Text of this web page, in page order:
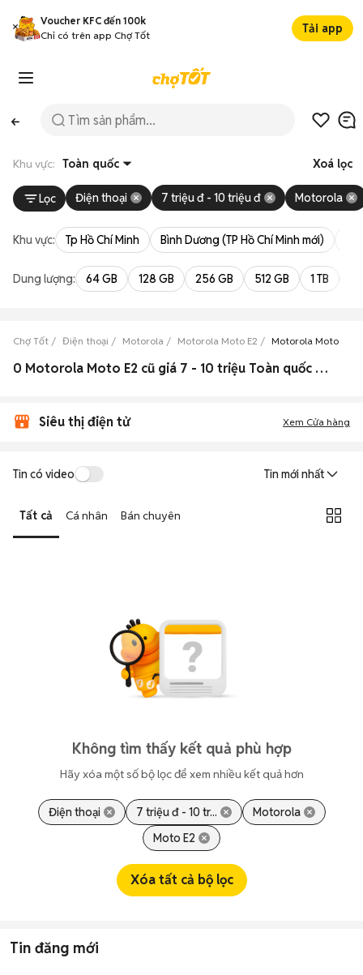
Voucher KFC đến 100k
Chỉ có trên app Chợ Tốt
Tải app
Khu vực: Toàn quốc Xoá lọc
Lọc Điện thoại 7 triệu đ - 10 triệu đ Motorola
Khu vực: Tp Hồ Chí Minh Bình Dương (TP Hồ Chí Minh mới)
Dung lượng: 64 GB 128 GB 256 GB 512 GB 1 TB
Chợ Tốt Điện thoại Motorola Motorola Moto E2 Motorola Moto E2
0 Motorola Moto E2 cũ giá 7 - 10 triệu Toàn quốc đẹp
Siêu thị điện tử Xem Cửa hàng
Tin có video Tin mới nhất
Tất cả Cá nhân Bán chuyên
Không tìm thấy kết quả phù hợp
Hãy xóa một số bộ lọc để xem nhiều kết quả hơn
Điện thoại 7 triệu đ - 10 tr...
Motorola
Moto E2
Xóa tất cả bộ lọc
Tin đăng mới